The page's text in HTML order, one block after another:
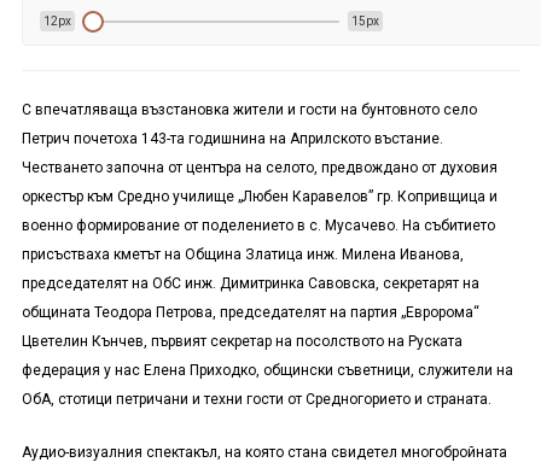
12px 15px
С впечатляваща възстановка жители и гости на бунтовното село
Петрич почетоха 143-та годишнина на Априлското въстание.
Честването започна от центъра на селото, предвождано от духовия
оркестър към Средно училище „Любен Каравелов” гр. Копривщица и
военно формирование от поделението в с. Мусачево. На събитието
присъстваха кметът на Община Златица инж. Милена Иванова,
председателят на ОбС инж. Димитринка Савовска, секретарят на
общината Теодора Петрова, председателят на партия „Евророма“
Цветелин Кънчев, първият секретар на посолството на Руската
федерация у нас Елена Приходко, общински съветници, служители на
ОбА, стотици петричани и техни гости от Средногорието и страната.
Аудио-визуалния спектакъл, на която стана свидетел многобройната